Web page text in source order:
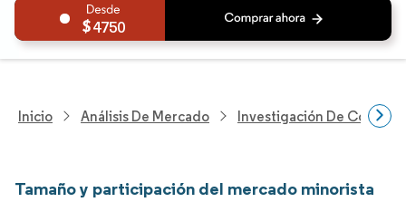
4750
Inicio Análisis De Mercado Investigación De
Tamaño y participación del mercado minorista